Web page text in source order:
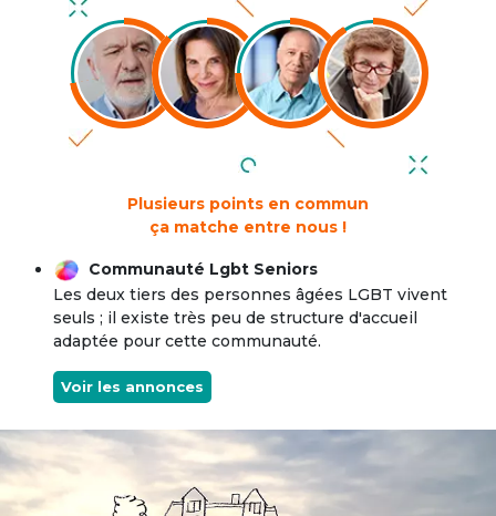
Plusieurs points en commun
ça matche entre nous !
Communauté Lgbt Seniors
Les deux tiers des personnes âgées LGBT vivent
seuls ; il existe très peu de structure d'accueil
adaptée pour cette communauté.
Voir les annonces